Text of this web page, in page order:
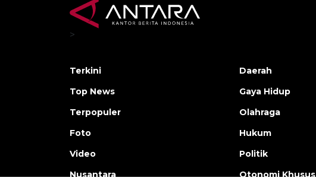
>
Terkini
Top News
Terpopuler
Foto
Video
Nusantara
Daerah
Gaya Hidup
Olahraga
Hukum
Politik
Otonomi Khusus